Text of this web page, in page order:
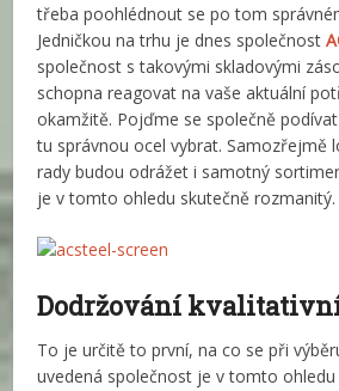
třeba poohlédnout se po tom
Jedničkou na trhu je dnes společnost
společnost s takovými skladovými
schopna reagovat na vaše aktuální
okamžitě. Pojďme se společně
tu správnou ocel vybrat. Samozřejmě
rady budou odrážet i samotný
je v tomto ohledu skutečně rozmanitý.
Dodržování
To je určitě to první, na co se při
uvedená společnost je v tomto